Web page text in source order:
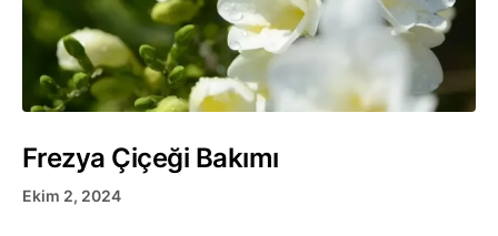
Frezya Çiçeği Bakımı
Ekim 2, 2024